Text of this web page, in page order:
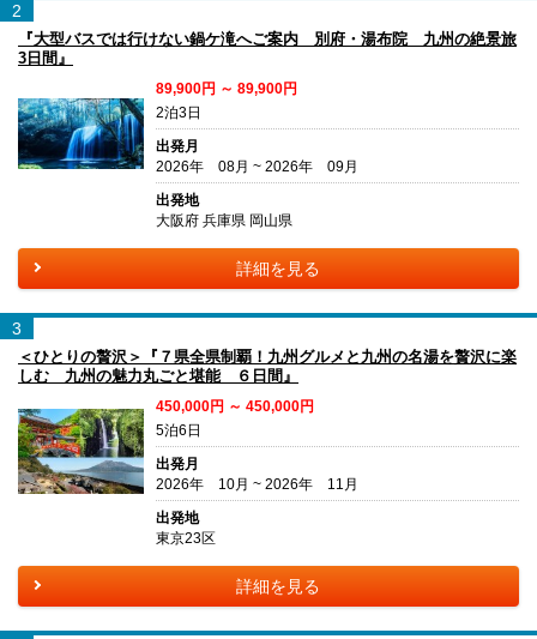
2
『大型バスでは行けない鍋ケ滝へご案内 別府・湯布院 九州の絶景旅
3日間』
89,900円 ～ 89,900円
2泊3日
出発月
2026年 08月 ~ 2026年 09月
出発地
大阪府 兵庫県 岡山県
詳細を見る
3
＜ひとりの贅沢＞『７県全県制覇！九州グルメと九州の名湯を贅沢に楽
しむ 九州の魅力丸ごと堪能 ６日間』
450,000円 ～ 450,000円
5泊6日
出発月
2026年 10月 ~ 2026年 11月
出発地
東京23区
詳細を見る